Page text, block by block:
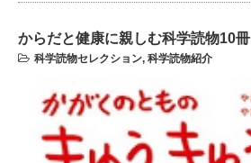
からだと健康に親しむ科学読物10冊
科学読物セレクション, 科学読物紹介